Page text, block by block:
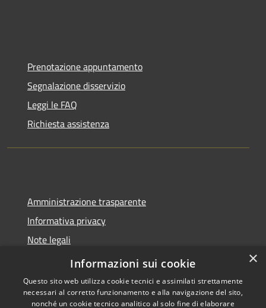
Prenotazione appuntamento
Segnalazione disservizio
Leggi le FAQ
Richiesta assistenza
Amministrazione trasparente
Informativa privacy
Note legali
Dichiarazione di accessibilità
×
Informazioni sui cookie
Questo sito web utilizza cookie tecnici e assimilati strettamente
necessari al corretto funzionamento e alla navigazione del sito,
nonché un cookie tecnico analitico al solo fine di elaborare